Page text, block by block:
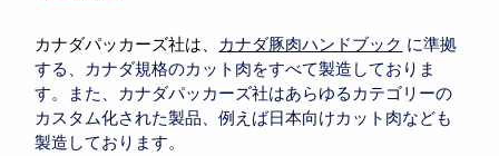
カナダパッカーズ社は、 カナダ豚肉ハンドブック に準拠
する、カナダ規格のカット肉をすべて製造しておりま
す。また、カナダパッカーズ社はあらゆるカテゴリーの
カスタム化された製品、例えば日本向けカット肉なども
製造しております。